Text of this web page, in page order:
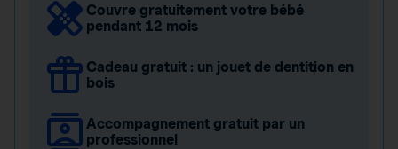
Couvre gratuitement votre bébé
pendant 12 mois
Cadeau gratuit : un jouet de dentition en
bois
Accompagnement gratuit par un
professionnel